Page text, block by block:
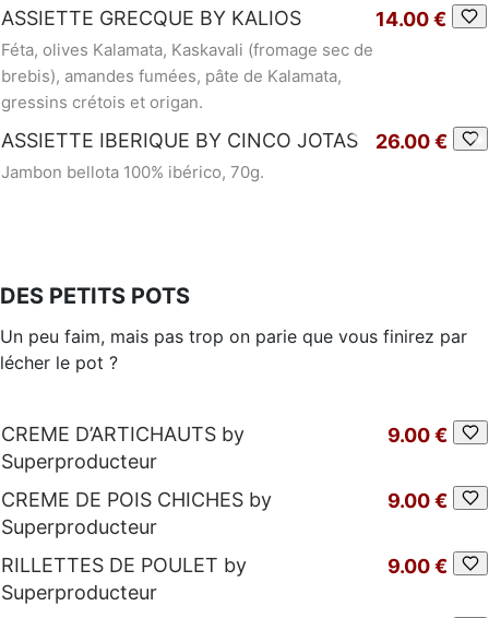
ASSIETTE GRECQUE BY KALIOS
Féta, olives Kalamata, Kaskavali (fromage sec de
brebis), amandes fumées, pâte de Kalamata,
gressins crétois et origan.
14.00 €
ASSIETTE IBERIQUE BY CINCO JOTAS
Jambon bellota 100% ibérico, 70g.
26.00 €
DES PETITS POTS
Un peu faim, mais pas trop on parie que vous finirez par
lécher le pot ?
CREME D’ARTICHAUTS by
Superproducteur
9.00 €
CREME DE POIS CHICHES by
Superproducteur
9.00 €
RILLETTES DE POULET by
Superproducteur
9.00 €